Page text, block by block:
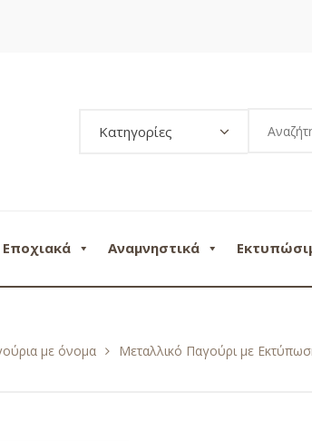
Κατηγορίες
Εποχιακά Αναμνηστικά
με όνομα Μεταλλικό Παγούρι με